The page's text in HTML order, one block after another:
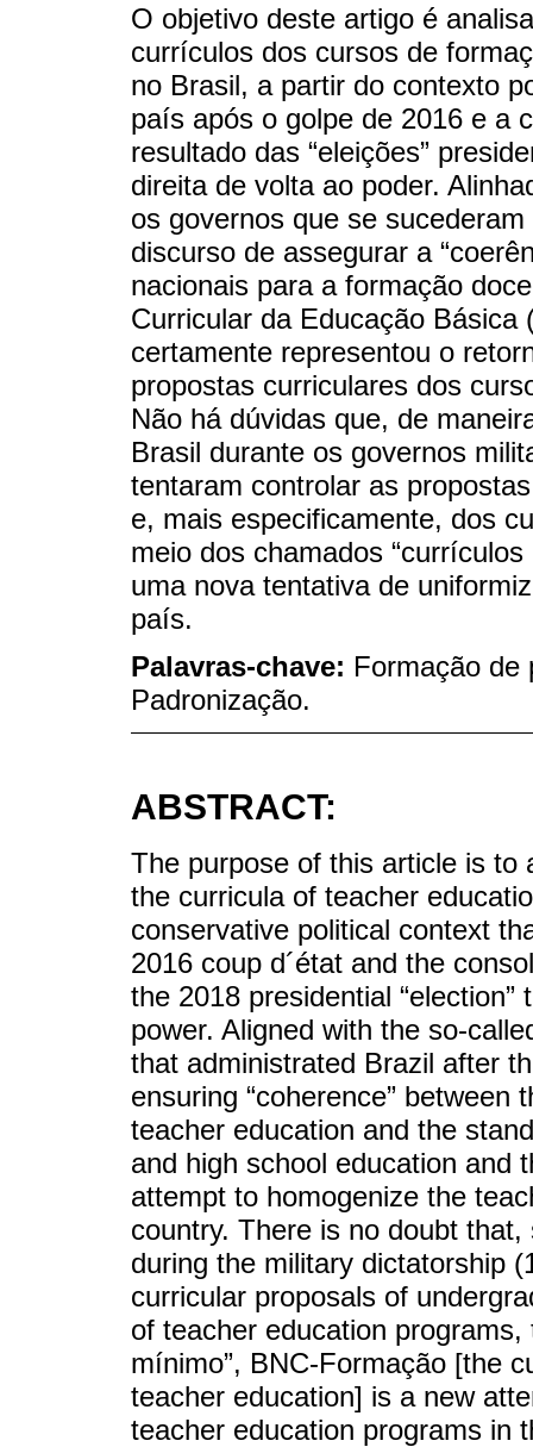
O objetivo deste artigo é
currículos dos cursos de
no Brasil, a partir do contexto
país após o golpe de 2016 e a
resultado das “eleições”
direita de volta ao poder.
os governos que se
discurso de assegurar a
nacionais para a formação
Curricular da Educação
certamente representou o
propostas curriculares dos
Não há dúvidas que, de
Brasil durante os governos
tentaram controlar as
e, mais especificamente, dos
meio dos chamados
uma nova tentativa de
país.
Palavras-chave: Formação de
Padronização.
ABSTRACT:
The purpose of this article is to
the curricula of teacher
conservative political context
2016 coup d´état and the
the 2018 presidential
power. Aligned with the so-
that administrated Brazil after
ensuring “coherence” between
teacher education and the
and high school education and
attempt to homogenize the
country. There is no doubt
during the military dictatorship
curricular proposals of
of teacher education
mínimo”, BNC-Formação [the
teacher education] is a new
teacher education programs in